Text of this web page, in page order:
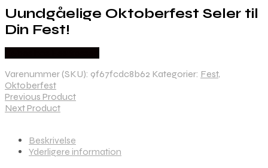
Uundgåelige Oktoberfest Seler til
Din Fest!
Varenummer (SKU): 9f67fcdc8b62 Kategorier: Fest,
Oktoberfest
Previous Product
Next Product
Beskrivelse
Yderligere information